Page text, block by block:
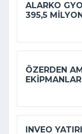
ALARKO
395,5
ÖZERDEN
INVEO